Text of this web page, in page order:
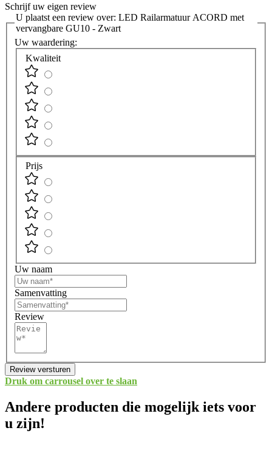
Schrijf uw eigen review
U plaatst een review over: LED Railarmatuur ACORD met
vervangbare GU10 - Zwart
Uw waardering:
Kwaliteit
Prijs
Uw naam
Samenvatting
Review
Review versturen
Druk om carrousel over te slaan
Andere producten die mogelijk iets voor
u zijn!